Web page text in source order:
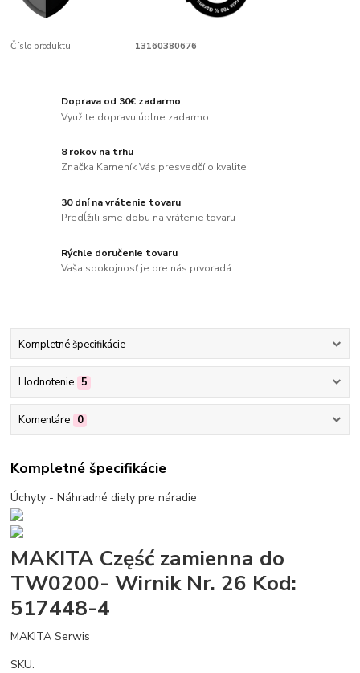
Číslo produktu: 13160380676
Doprava od 30€ zadarmo
Využite dopravu úplne zadarmo
8 rokov na trhu
Značka Kameník Vás presvedčí o kvalite
30 dní na vrátenie tovaru
Predĺžili sme dobu na vrátenie tovaru
Rýchle doručenie tovaru
Vaša spokojnosť je pre nás prvoradá
Kompletné špecifikácie
Hodnotenie 5
Komentáre 0
Kompletné špecifikácie
Úchyty - Náhradné diely pre náradie
MAKITA Część zamienna do
TW0200- Wirnik Nr. 26 Kod:
517448-4
MAKITA Serwis
SKU: